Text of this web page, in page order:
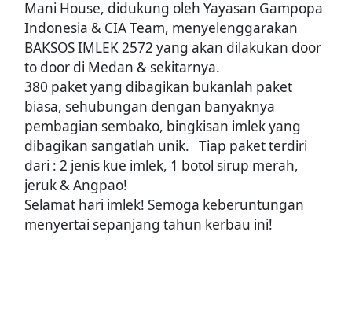
Mani House, didukung oleh Yayasan Gampopa
Indonesia & CIA Team, menyelenggarakan
BAKSOS IMLEK 2572 yang akan dilakukan door
to door di Medan & sekitarnya.
380 paket yang dibagikan bukanlah paket
biasa, sehubungan dengan banyaknya
pembagian sembako, bingkisan imlek yang
dibagikan sangatlah unik. Tiap paket terdiri
dari : 2 jenis kue imlek, 1 botol sirup merah,
jeruk & Angpao!
Selamat hari imlek! Semoga keberuntungan
menyertai sepanjang tahun kerbau ini!